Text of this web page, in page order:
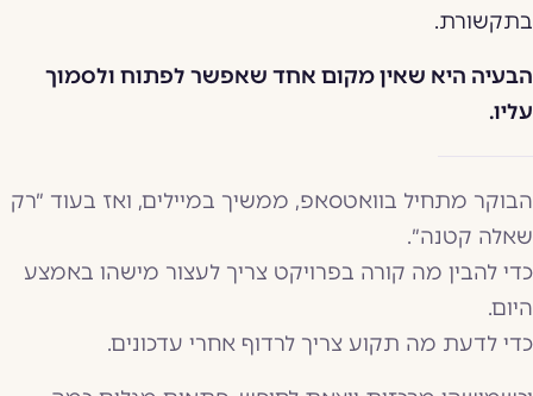
בתקשורת.
הבעיה היא שאין מקום אחד שאפשר לפתוח ולסמוך
עליו.
הבוקר מתחיל בוואטסאפ, ממשיך במיילים, ואז בעוד ״רק
שאלה קטנה״.
כדי להבין מה קורה בפרויקט צריך לעצור מישהו באמצע
היום.
כדי לדעת מה תקוע צריך לרדוף אחרי עדכונים.